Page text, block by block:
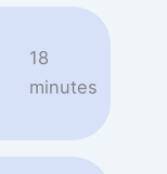
18
minutes